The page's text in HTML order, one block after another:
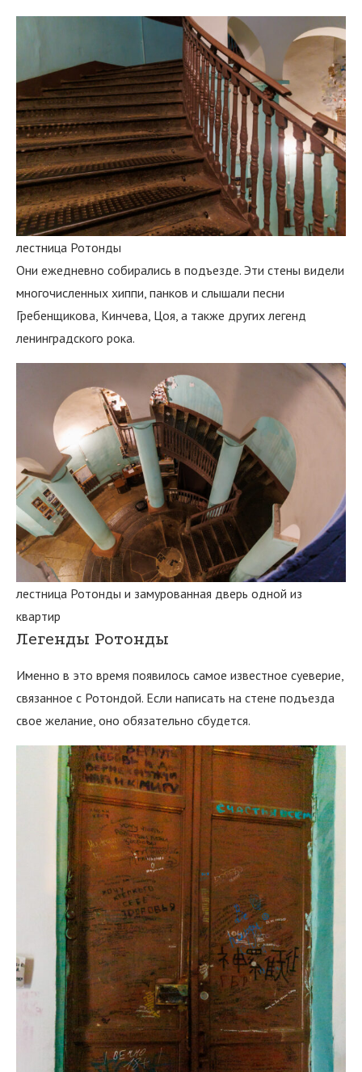
лестница Ротонды
Они ежедневно собирались в подъезде. Эти стены видели
многочисленных хиппи, панков и слышали песни
Гребенщикова, Кинчева, Цоя, а также других легенд
ленинградского рока.
лестница Ротонды и замурованная дверь одной из
квартир
Легенды Ротонды
Именно в это время появилось самое известное суеверие,
связанное с Ротондой. Если написать на стене подъезда
свое желание, оно обязательно сбудется.